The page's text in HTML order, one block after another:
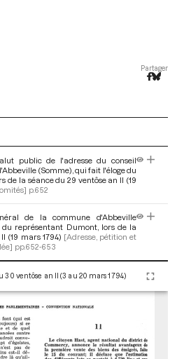
Partager
public de l'adresse du conseil
(Somme), qui fait l'éloge du
de la séance du 29 ventôse an II (19
p.652
de la commune d'Abbeville
du représentant Dumont, lors de la
(19 mars 1794) [Adresse, pétition et
pp.652-653
30 ventôse an II (3 au 20 mars 1794)